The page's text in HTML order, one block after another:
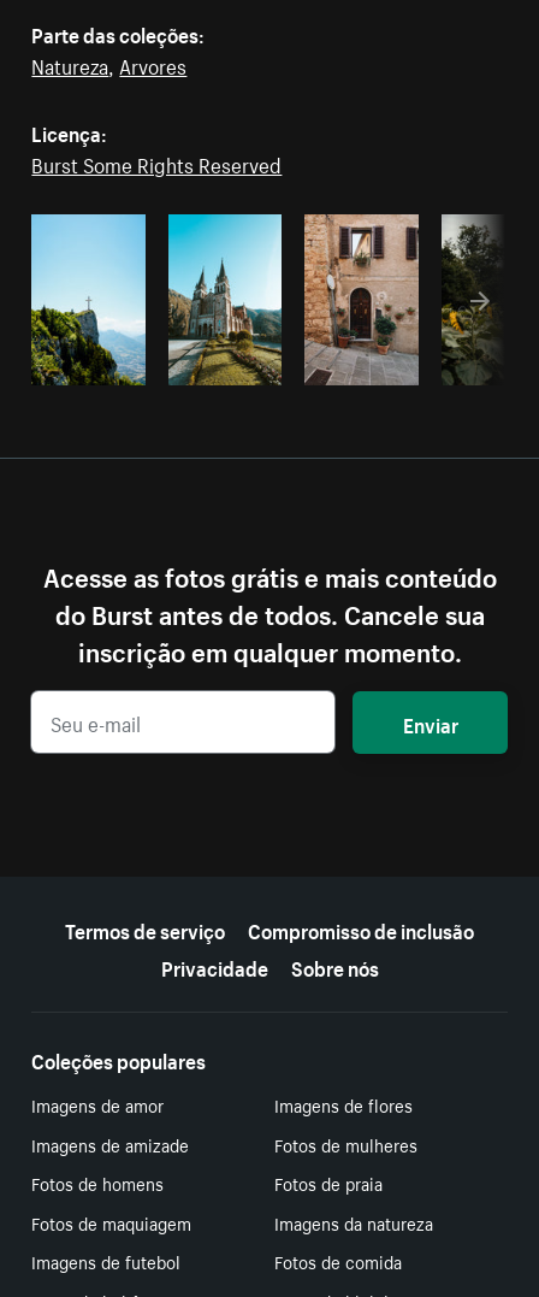
Parte das coleções:
Natureza Arvores
Licença:
Burst Some Rights Reserved
Acesse as fotos grátis e mais conteúdo
do Burst antes de todos. Cancele sua
inscrição em qualquer momento.
Enviar
Termos de serviço
Compromisso de inclusão
Privacidade
Sobre nós
Coleções populares
Imagens de amor
Imagens de flores
Imagens de amizade
Fotos de mulheres
Fotos de homens
Fotos de praia
Fotos de maquiagem
Imagens da natureza
Imagens de futebol
Fotos de comida